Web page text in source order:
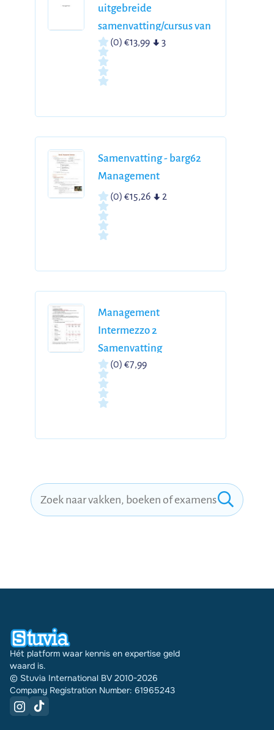
uitgebreide
samenvatting/cursus van
alle hoofdstukken
(0) €13,99 3
Samenvatting - barg62
Management
(0) €15,26 2
Management
Intermezzo 2
Samenvatting
(0) €7,99
Hét platform waar kennis en expertise geld
waard is.
© Stuvia International BV 2010-2026
Company Registration Number: 61965243